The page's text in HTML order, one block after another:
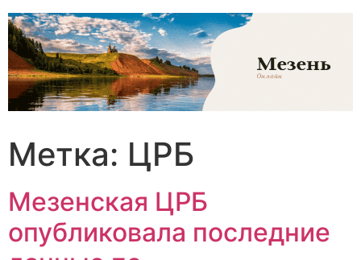
Перейти
содержимому
Метка: ЦРБ
Мезенская ЦРБ
опубликовала последние